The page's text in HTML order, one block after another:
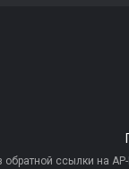
ссылки на